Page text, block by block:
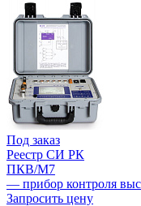
Под заказ
Реестр СИ РК
ПКВ/М7
— прибор контроля
Запросить цену